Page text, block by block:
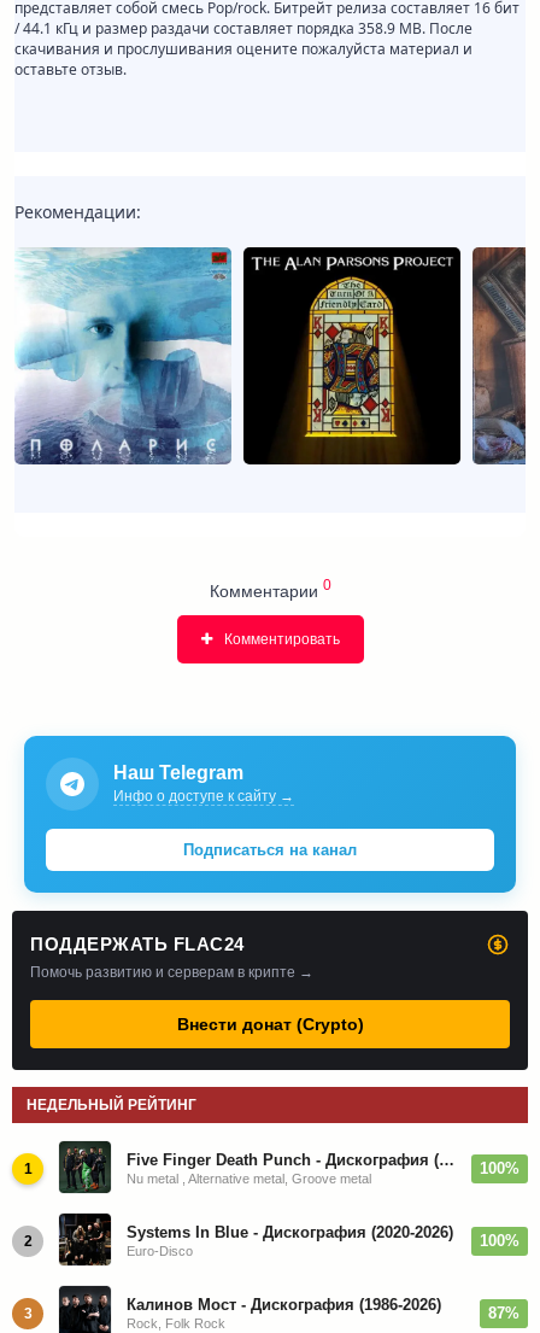
представляет собой смесь Pop/rock. Битрейт релиза составляет 16 бит
/ 44.1 кГц и размер раздачи составляет порядка 358.9 MB. После
скачивания и прослушивания оцените пожалуйста материал и
оставьте отзыв.
Рекомендации:
Комментарии 0
Комментировать
Наш Telegram
Инфо о доступе к сайту →
Подписаться на канал
ПОДДЕРЖАТЬ FLAC24
Помочь развитию и серверам в крипте →
Внести донат (Crypto)
НЕДЕЛЬНЫЙ РЕЙТИНГ
1 Five Finger Death Punch - Дискография (2008-2026)
Nu metal , Alternative metal, Groove metal
100%
2 Systems In Blue - Дискография (2020-2026)
Euro-Disco
100%
3 Калинов Мост - Дискография (1986-2026)
Rock, Folk Rock
87%